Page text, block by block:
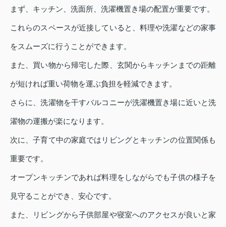
まず、キッチン、洗面所、洗濯機置き場の配置が重要です。
これらのスペースが近接していると、料理や洗濯などの家事
をスムーズに行うことができます。
また、買い物から帰宅した際、玄関からキッチンまでの距離
が短ければ重い荷物を運ぶ負担を軽減できます。
さらに、洗濯物を干すバルコニーが洗濯機置き場に近いと洗
濯物の運搬が楽になります。
次に、子育て中の家庭ではリビングとキッチンの位置関係も
重要です。
オープンキッチンであれば料理をしながらでも子供の様子を
見守ることができ、安心です。
また、リビングから子供部屋や寝室へのアクセスが良いと家